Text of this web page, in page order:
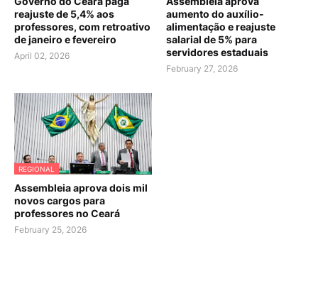
reajuste de 5,4% aos
professores, com retroativo
de janeiro e fevereiro
April 02, 2026
aumento do auxílio-
alimentação e reajuste
salarial de 5% para
servidores estaduais
February 27, 2026
REGIONAL
Assembleia aprova dois mil
novos cargos para
professores no Ceará
February 25, 2026